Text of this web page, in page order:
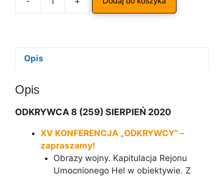
ilość
ODKRYWCA
i
v
Opis
Opis
ODKRYWCA 8 (259) SIERPIEŃ 2020
XV KONFERENCJA „ODKRYWCY” –
zapraszamy!
Obrazy wojny. Kapitulacja Rejonu
Umocnionego Hel w obiektywie. Z